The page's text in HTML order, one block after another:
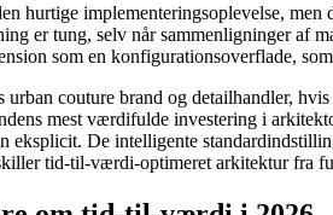
hurtige implementeringsoplevelse,
er tung, selv når sammenligninger af
som en konfigurationsoverflade,
couture brand og detailhandler,
mest værdifulde investering i
De intelligente
tid-til-værdi-optimeret arkitektur fra